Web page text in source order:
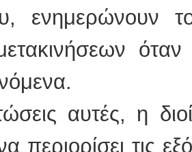
ενημερώνουν
όταν
αυτές, η
περιορίσει τις